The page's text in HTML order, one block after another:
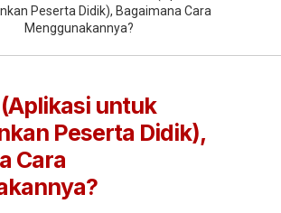
Madiun
Peserta Didik), Bagaimana Cara
Menggunakannya?
(Aplikasi untuk
Peserta Didik),
Cara